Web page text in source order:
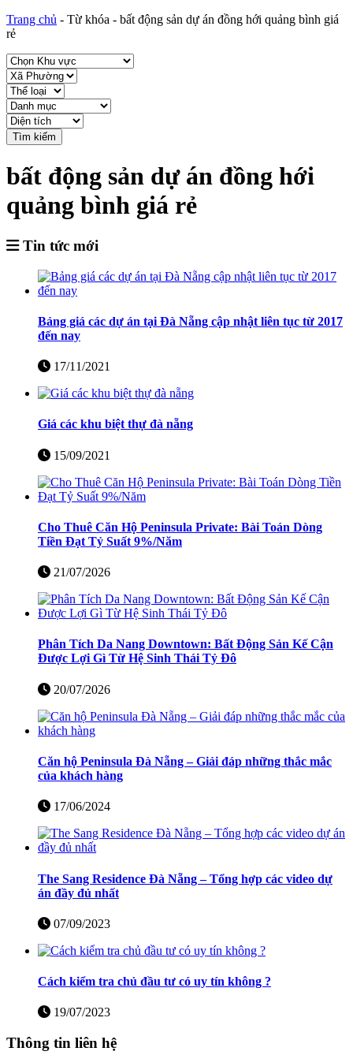
Trang chủ - Từ khóa - bất động sản dự án đồng hới quảng bình giá
rẻ
Tìm kiếm
bất động sản dự án đồng hới
quảng bình giá rẻ
Tin tức mới
Bảng giá các dự án tại Đà Nẵng cập nhật liên tục từ 2017
đến nay
17/11/2021
Giá các khu biệt thự đà nẵng
15/09/2021
Cho Thuê Căn Hộ Peninsula Private: Bài Toán Dòng
Tiền Đạt Tỷ Suất 9%/Năm
21/07/2026
Phân Tích Da Nang Downtown: Bất Động Sản Kế Cận
Được Lợi Gì Từ Hệ Sinh Thái Tỷ Đô
20/07/2026
Căn hộ Peninsula Đà Nẵng – Giải đáp những thắc mắc
của khách hàng
17/06/2024
The Sang Residence Đà Nẵng – Tổng hợp các video dự
án đầy đủ nhất
07/09/2023
Cách kiểm tra chủ đầu tư có uy tín không ?
19/07/2023
Thông tin liên hệ